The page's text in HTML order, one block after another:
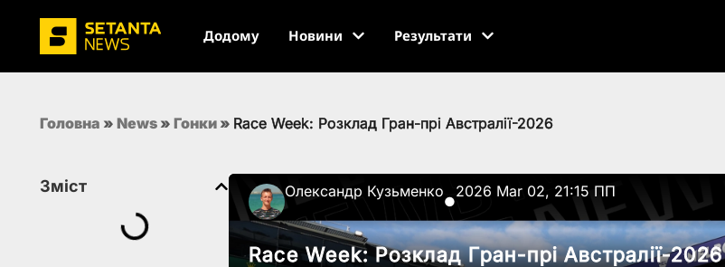
Додому Новини Результати
Головна » News » Гонки » Race Week: Розклад Гран-прі Австралії-2026
Зміст Олександр Кузьменко
●
2026 Mar 02, 21:15 ПП
Race Week: Розклад Гран-прі Австралії-2026